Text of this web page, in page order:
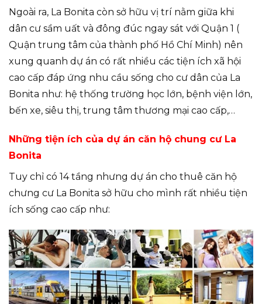
Ngoài ra, La Bonita còn sở hữu vị trí nằm giữa khi
dân cư sầm uất và đông đúc ngay sát với Quận 1 (
Quận trung tâm của thành phố Hồ Chí Minh) nên
xung quanh dự án có rất nhiều các tiện ích xã hội
cao cấp đáp ứng nhu cầu sống cho cư dân của La
Bonita như: hệ thống trường học lớn, bệnh viện lớn,
bến xe, siêu thị, trung tâm thương mại cao cấp,…
Những tiện ích của dự án căn hộ chung cư La
Bonita
Tuy chỉ có 14 tầng nhưng dự án cho thuê căn hộ
chưng cư La Bonita sở hữu cho mình rất nhiều tiện
ích sống cao cấp như: